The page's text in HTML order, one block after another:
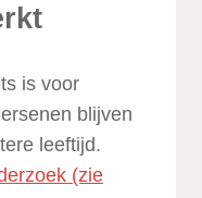
is voor
blijven
leeftijd.
(zie